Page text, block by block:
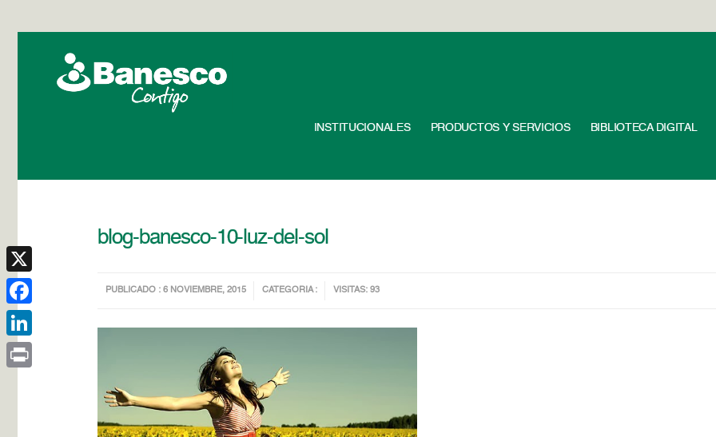
INSTITUCIONALES PRODUCTOS Y SERVICIOS BIBLIOTECA DIGITAL
blog-banesco-10-luz-del-sol
PUBLICADO : 6 NOVIEMBRE, 2015 CATEGORIA : VISITAS: 93
X
Facebook
LinkedIn